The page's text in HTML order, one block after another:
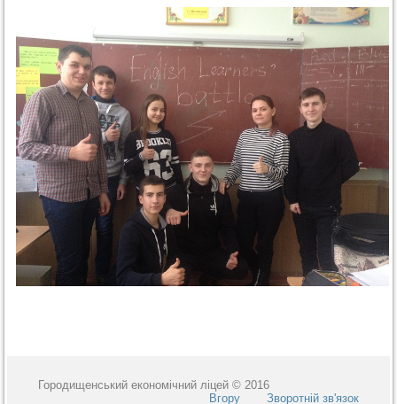
Городищенський економічний ліцей © 2016
Вгору
Зворотній зв'язок